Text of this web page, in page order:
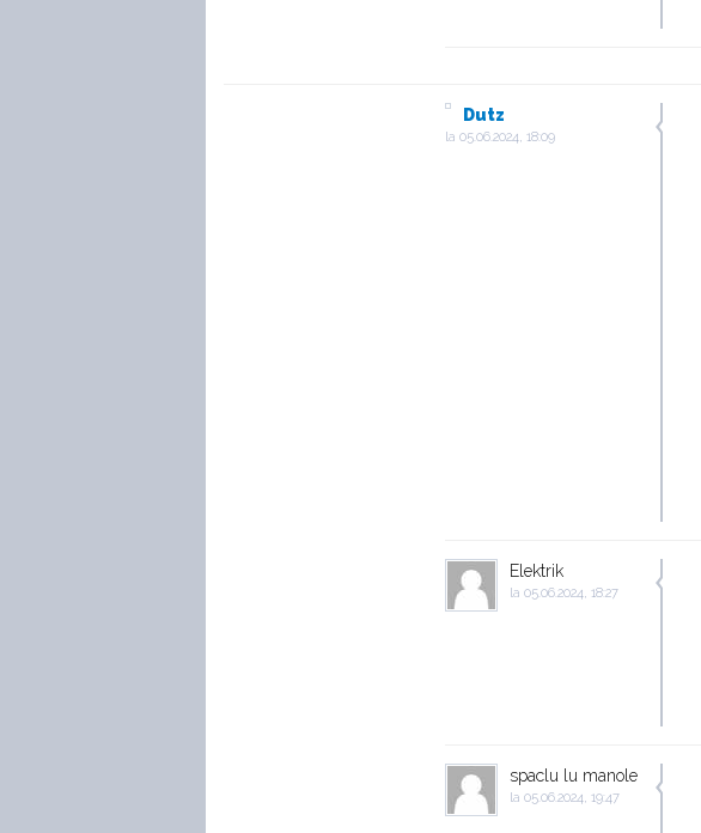
Dutz
la 05.06.2024, 18:09
Elektrik
la 05.06.2024, 18:27
spaclu lu manole
la 05.06.2024, 19:47